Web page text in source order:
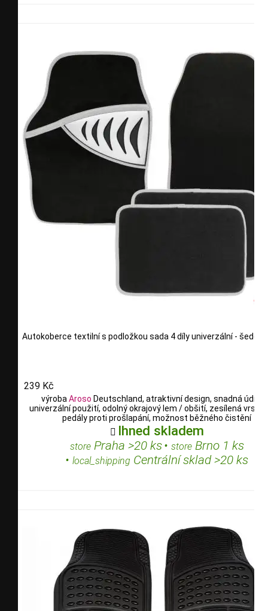
Autokoberce textilní s podložkou sada 4 díly univerzální - šedé
239 Kč
výroba Aroso Deutschland, atraktivní design, snadná
univerzální použití, odolný okrajový lem / obšití, zesílená
pedály proti prošlapání, možnost běžného čistění
 Ihned skladem
storePraha >20 ks• storeBrno 1 ks
• local_shipping Centrální sklad >20 ks